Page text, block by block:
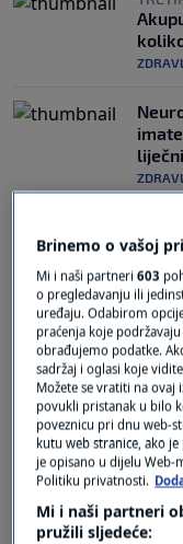
Brinemo o vašoj
Mi i naši partneri603
o pregledavanju ili
uređaju. Odabirom
praćenja koje
obrađujemo podatke.
sadržaj i oglasi koje
Možete se vratiti na
povukli pristanak u bilo
poveznicu pri dnu web-
kutu web stranice, ako
je opisano u dijelu Web-
Politiku privatnosti.
Mi i naši partneri
pružili sljedeće: